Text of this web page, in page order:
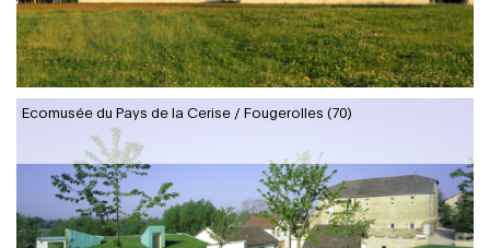
Ecomusée du Pays de la Cerise / Fougerolles (70)